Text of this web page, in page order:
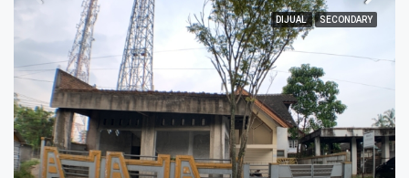
DIJUAL SECONDARY